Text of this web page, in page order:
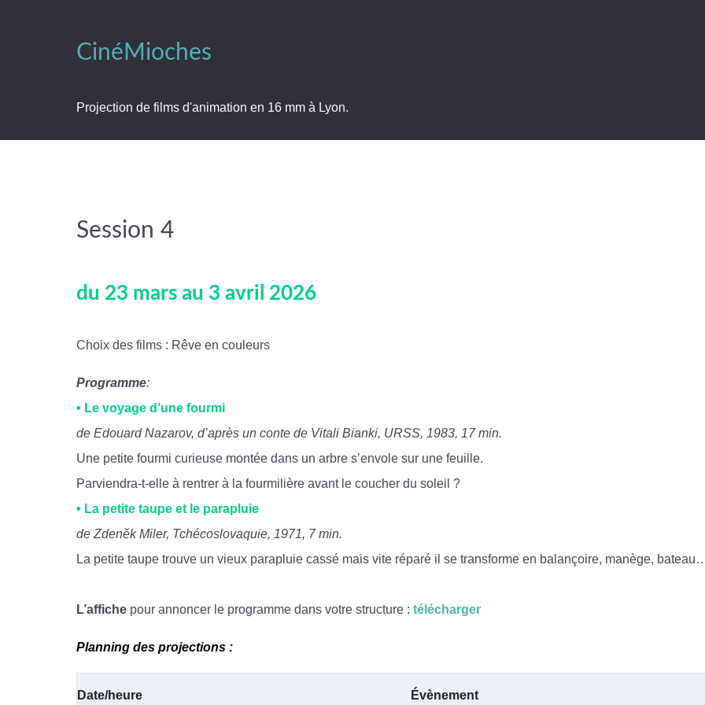
CinéMioches
Projection de films d'animation en 16 mm à Lyon.
Session 4
du 23 mars au 3 avril 2026
Choix des films : Rêve en couleurs
Programme:
• Le voyage d’une fourmi
de Edouard Nazarov, d’après un conte de Vitali Bianki, URSS, 1983, 17 min.
Une petite fourmi curieuse montée dans un arbre s’envole sur une feuille.
Parviendra-t-elle à rentrer à la fourmilière avant le coucher du soleil ?
• La petite taupe et le parapluie
de Zdeněk Miler, Tchécoslovaquie, 1971, 7 min.
La petite taupe trouve un vieux parapluie cassé mais vite réparé il se transforme en balançoire, manège,
L’affiche pour annoncer le programme dans votre structure : télécharger
Planning des projections :
Date/heure Évènement